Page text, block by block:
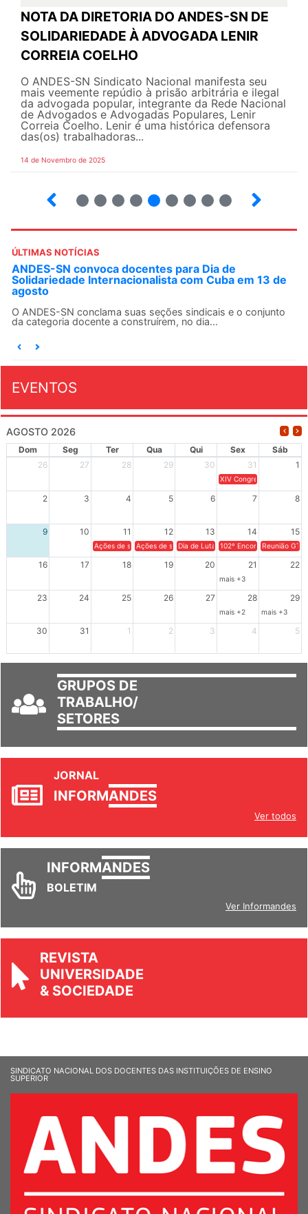
NOTA DA DIRETORIA DO ANDES-SN DE
SOLIDARIEDADE À ADVOGADA LENIR
CORREIA COELHO
O ANDES-SN Sindicato Nacional manifesta seu
mais veemente repúdio à prisão arbitrária e ilegal
da advogada popular, integrante da Rede Nacional
de Advogados e Advogadas Populares, Lenir
Correia Coelho. Lenir é uma histórica defensora
das(os) trabalhadoras...
14 de Novembro de 2025
ÚLTIMAS NOTÍCIAS
ANDES-SN convoca docentes para Dia de
Solidariedade Internacionalista com Cuba em 13 de
agosto
O ANDES-SN conclama suas seções sindicais e o conjunto
da categoria docente a construírem, no dia...
EVENTOS
AGOSTO 2026
Dom Seg Ter Qua Qui Sex
Sáb
26
27 28 29 30 31 1
XIV Congresso Brasileiro
2 3 4 5 6 7 8
9 10 11 12 13 14 15
Ações de solidariedade a Cuba no Rio Grande do Sul - 100
Ações de solidariedade a Cuba no Rio Grande do
Dia de Luta em Defesa de Cuba e da
102º Encontro da
Reunião
16 17 18 19 20 21 22
mais +3
23 24 25 26 27 28 29
mais +2 mais +3
30 31 1 2 3 4 5
GRUPOS DE
TRABALHO/
SETORES
JORNAL
INFORMANDES
Ver todos
INFORMANDES
BOLETIM
Ver Informandes
REVISTA
UNIVERSIDADE
& SOCIEDADE
SINDICATO NACIONAL DOS DOCENTES DAS INSTITUIÇÕES DE ENSINO
SUPERIOR